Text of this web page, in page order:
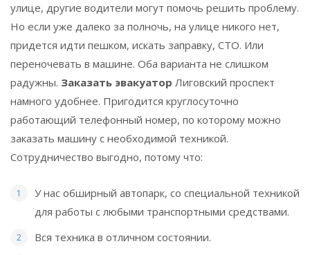
улице, другие водители могут помочь решить проблему.
Но если уже далеко за полночь, на улице никого нет,
придется идти пешком, искать заправку, СТО. Или
переночевать в машине. Оба варианта не слишком
радужны. Заказать эвакуатор Лиговский проспект
намного удобнее. Пригодится круглосуточно
работающий телефонный номер, по которому можно
заказать машину с необходимой техникой.
Сотрудничество выгодно, потому что:
У нас обширный автопарк, со специальной техникой
для работы с любыми транспортными средствами.
Вся техника в отличном состоянии.